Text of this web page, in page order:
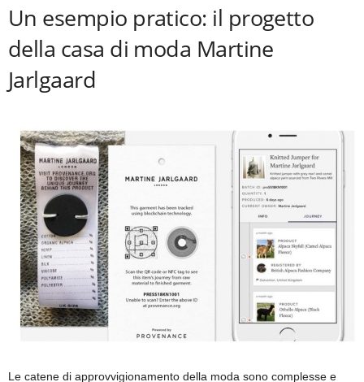
Un esempio pratico: il progetto
della casa di moda Martine
Jarlgaard
Le catene di approvvigionamento della moda sono complesse e